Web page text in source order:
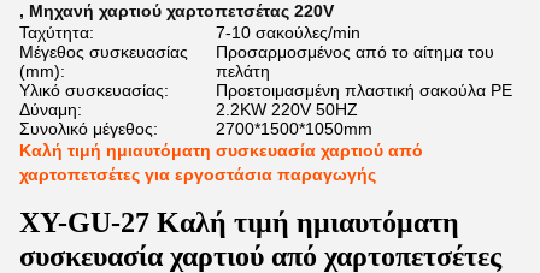
, Μηχανή χαρτιού χαρτοπετσέτας 220V
Ταχύτητα:
7-10 σακούλες/min
Μέγεθος συσκευασίας
(mm):
Προσαρμοσμένος από το αίτημα του
πελάτη
Υλικό συσκευασίας:
Προετοιμασμένη πλαστική σακούλα PE
Δύναμη:
2.2KW 220V 50HZ
Συνολικό μέγεθος:
2700*1500*1050mm
Καλή τιμή ημιαυτόματη συσκευασία χαρτιού από
χαρτοπετσέτες για εργοστάσια παραγωγής
XY-GU-27 Καλή τιμή ημιαυτόματη
συσκευασία χαρτιού από χαρτοπετσέτες